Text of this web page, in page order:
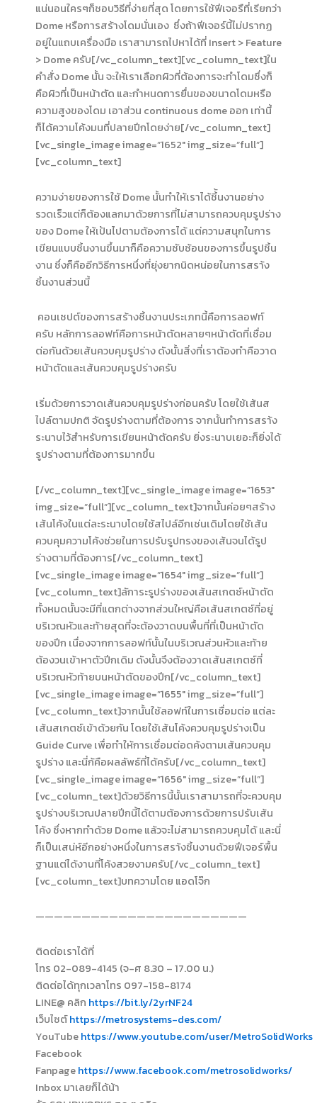
แน่นอนใครๆก็ชอบวิธีที่ง่ายที่สุด โดยการใช้ฟีเจอรืที่เรียกว่า
Dome หรือการสร้างโดมนั่นเอง ซึ่งถ้าฟีเจอร์นี้ไม่ปรากฏ
อยู่ในแถบเครื่องมือ เราสามารถไปหาได้ที่ Insert > Feature
> Dome ครับ[/vc_column_text][vc_column_text]ใน
คำสั่ง Dome นั้น จะให้เราเลือกผิวที่ต้องการจะทำโดมซึ่งก็
คือผิวที่เป็นหน้าตัด และกำหนดการยื่นของขนาดโดมหรือ
ความสูงของโดม เอาส่วน continuous dome ออก เท่านี้
ก็ได้ความโค้งมนที่ปลายปีกโดยง่าย[/vc_column_text]
[vc_single_image image=”1652″ img_size=”full”]
[vc_column_text]
ความง่ายของการใช้ Dome นั้นทำให้เราได้ชิ้้นงานอย่าง
รวดเร็วแต่ก็ต้องแลกมาด้วยการที่ไม่สามารถควบคุมรูปร่าง
ของ Dome ให้เป้นไปตามต้องการได้ แต่ความสนุกในการ
เขียนแบบชิ้นงานขึ้นมาก็คือความซับซ้อนของการขึ้นรูปชิ้น
งาน ซึ่งก็คืออีกวิธีการหนึ่งที่ยุ่งยากนิดหน่อยในการสรา้ง
ชิ้นงานส่วนนี้
คอนเซปต์ของการสร้างชิ้นงานประเภทนี้คือการลอฟท์
ครับ หลักการลอฟท์คือการหน้าตัดหลายๆหน้าตัดที่เชื่อม
ต่อกันด้วยเส้นควบคุมรูปร่าง ดังนั้นสิ่งที่เราต้องทำคือวาด
หน้าตัดและเส้นควบคุมรูปร่างครับ
เริ่มด้วยการวาดเส้นควบคุมรูปร่างก่อนครับ โดยใช้เส้นส
ไปล์ตามปกติ จัดรูปร่างตามที่ต้องการ จากนั้นทำการสรา้ง
ระนาบไว้สำหรับการเขียนหน้าตัดครับ ยิ่งระนาบเยอะก็ยิ่งได้
รูปร่างตามที่ต้องการมากขึ้น
[/vc_column_text][vc_single_image image=”1653″
img_size=”full”][vc_column_text]จากนั้นค่อยๆสร้าง
เส้นโค้งในแต่ละระนาบโดยใช้สไปล์อีกเช่นเดิมโดยใช้เส้น
ควบคุมความโค้งช่วยในการปรับรูปทรงของเส้นจนได้รูป
ร่างตามที่ต้องการ[/vc_column_text]
[vc_single_image image=”1654″ img_size=”full”]
[vc_column_text]ลัการะรูปร่างของเส้นสเกตซ์หน้าตัด
ทั้งหมดนั้นจะมีที่แตกต่างจากส่วนใหญ่คือเส้นสเกตซ์ที่อยู่
บริเวณหัวและท้ายสุดที่จะต้องวาดบนพื้นที่ที่เป็นหน้าตัด
ของปีก เนื่องจากการลอฟท์นั้นในบริเวณส่วนหัวและท้าย
ต้องวนเข้าหาตัวปีกเดิม ดังนั้นจึงต้องวาดเส้นสเกตซ์ที่
บริเวณหัวท้ายบนหน้าตัดของปีก[/vc_column_text]
[vc_single_image image=”1655″ img_size=”full”]
[vc_column_text]จากนั้นใช้ลอฟท์ในการเชื่อมต่อ แต่ละ
เส้นสเกตซ์เข้าด้วยกัน โดยใช้เส้นโค้งควบคุมรูปร่างเป็น
Guide Curve เพื่อทำให้การเชื่อมต่อดค้งตามเส้นควบคุม
รูปร่าง และนี่ก้คือผลลัพธ์ที่ได้ครับ[/vc_column_text]
[vc_single_image image=”1656″ img_size=”full”]
[vc_column_text]ด้วยวิธีการนี้นั้นเราสามารถที่จะควบคุม
รูปร่างบริเวณปลายปีกนี้ได้ตามต้องการด้วยการปรับเส้น
โค้ง ซึ่งหากทำด้วย Dome แล้วจะไม่สามารถควบคุมได้ และนี่
ก็เป็นเสน่ห์อีกอย่างหนึ่งในการสรา้งชิ้นงานด้วยฟีเจอร์พื้น
ฐานแต่ได้งานที่โค้งสวยงามครับ[/vc_column_text]
[vc_column_text]บทความโดย แอดโจ๊ก
———————————————————————
ติดต่อเราได้ที่
โทร 02-089-4145 (จ-ศ 8.30 – 17.00 น.)
ติดต่อได้ทุกเวลาโทร 097-158-8174
LINE@ คลิก https://bit.ly/2yrNF24
เว็บไซต์https://metrosystems-des.com/
YouTubehttps://www.youtube.com/user/MetroSolidWorks
Facebook
Fanpagehttps://www.facebook.com/metrosolidworks/
Inbox มาเลยก็ได้น้า